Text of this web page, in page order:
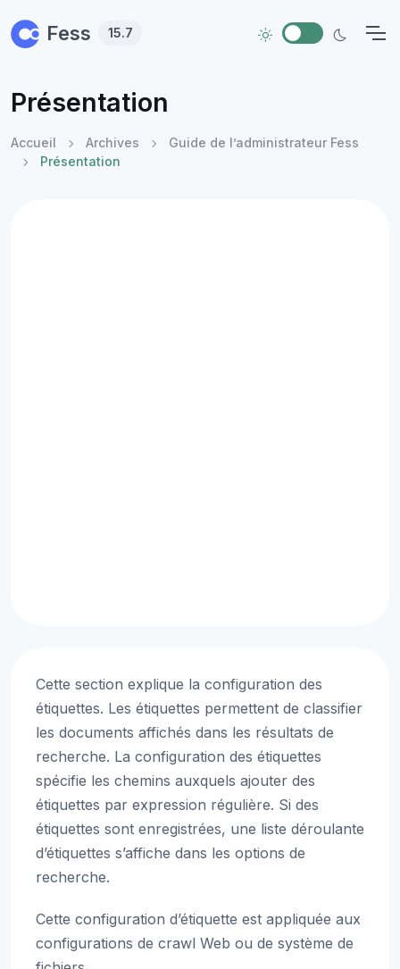
Fess 15.7
Présentation
Accueil Archives
Guide de l’administrateur Fess
Présentation
Cette section explique la configuration des
étiquettes. Les étiquettes permettent de classifier
les documents affichés dans les résultats de
recherche. La configuration des étiquettes
spécifie les chemins auxquels ajouter des
étiquettes par expression régulière. Si des
étiquettes sont enregistrées, une liste déroulante
d’étiquettes s’affiche dans les options de
recherche.
Cette configuration d’étiquette est appliquée aux
configurations de crawl Web ou de système de